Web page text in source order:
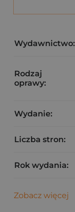
Wydawnictwo:
Rodzaj
oprawy:
Wydanie:
Liczba stron:
Rok wydania:
Zobacz więcej